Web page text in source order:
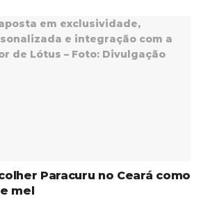
Paracuru no Ceará como
mel